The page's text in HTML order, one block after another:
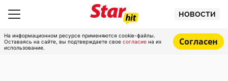
НОВОСТИ
На информационном ресурсе применяются cookie-файлы.
Оставаясь на сайте, вы подтверждаете свое согласие на их
использование.
Согласен